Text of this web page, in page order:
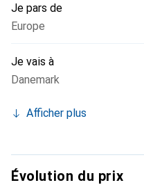
Je pars de
Europe
Je vais à
Danemark
Afficher plus
Évolution du prix